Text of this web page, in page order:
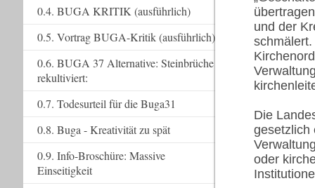
und der
Die
gesetzlich
oder
0.4. BUGA KRITIK (ausführlich)
0.5. Vortrag BUGA-Kritik (ausführlich)
0.6. BUGA 37 Alternative: Steinbrüche
rekultiviert:
0.7. Todesurteil für die Buga31
0.8. Buga - Kreativität zu spät
0.9. Info-Broschüre: Massive
Einseitigkeit